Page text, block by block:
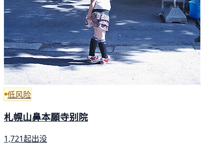
低风险
札幌山鼻本願寺别院
1,721起出没